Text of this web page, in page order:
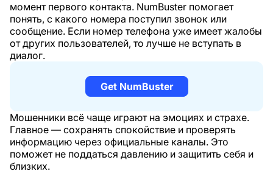
момент первого контакта. NumBuster помогает
понять, с какого номера поступил звонок или
сообщение. Если номер телефона уже имеет жалобы
от других пользователей, то лучше не вступать в
диалог.
Get NumBuster
Мошенники всё чаще играют на эмоциях и страхе.
Главное — сохранять спокойствие и проверять
информацию через официальные каналы. Это
поможет не поддаться давлению и защитить себя и
близких.